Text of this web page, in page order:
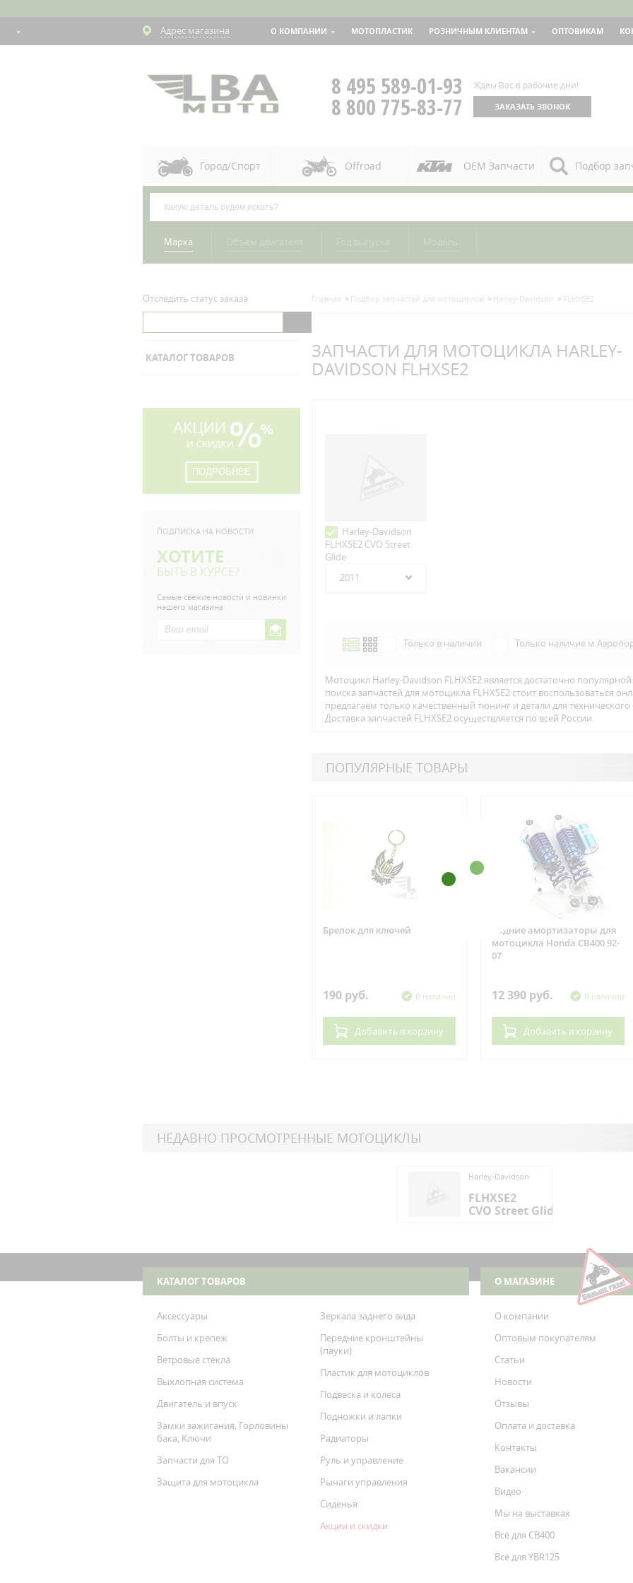
Адрес магазина О КОМПАНИИ МОТОПЛАСТИК РОЗНИЧНЫМ КЛИЕНТАМ ОПТОВИКАМ
8 495 589-01-93
8 800 775-83-77
Ждем Вас в рабочие дни!
ЗАКАЗАТЬ ЗВОНОК
Город/Спорт Offroad OEM Запчасти Подбор
Марка
Отследить статус заказа
КАТАЛОГ ТОВАРОВ
ПОДРОБНЕЕ
ПОДПИСКА НА НОВОСТИ
ХОТИТЕ
БЫТЬ В КУРСЕ?
Самые свежие новости и новинки
нашего магазина
Главная Подбор запчастей для мотоциклов Harley-Davidson FLHXSE2
ЗАПЧАСТИ ДЛЯ МОТОЦИКЛА HARLEY-
DAVIDSON FLHXSE2
Harley-Davidson
FLHXSE2 CVO Street
Glide
2011
Только в наличии Только наличие
Мотоцикл Harley-Davidson FLHXSE2 является достаточно
поиска запчастей для мотоцикла FLHXSE2 стоит воспользоваться
предлагаем только качественный тюнинг и детали для
Доставка запчастей FLHXSE2 осуществляется по всей Росcии.
ПОПУЛЯРНЫЕ ТОВАРЫ
Брелок для ключей
190 руб. В наличии
Добавить в корзину
Задние амортизаторы для
мотоцикла Honda CB400 92-
07
12 390 руб. В наличии
Добавить в корзину
НЕДАВНО ПРОСМОТРЕННЫЕ МОТОЦИКЛЫ
Harley-Davidson
FLHXSE2
CVO Street Glide
FLHXSE2
КАТАЛОГ ТОВАРОВ
Аксессуары
Болты и крепеж
Ветровые стекла
Выхлопная система
Двигатель и впуск
Замки зажигания, Горловины
бака, Ключи
Запчасти для ТО
Защита для мотоцикла
Зеркала заднего вида
Передние кронштейны
(пауки)
Пластик для мотоциклов
Подвеска и колеса
Подножки и лапки
Радиаторы
Руль и управление
Рычаги управления
Сиденья
Акции и скидки
О МАГАЗИНЕ
О компании
Оптовым покупателям
Статьи
Новости
Отзывы
Оплата и доставка
Контакты
Вакансии
Видео
Мы на выставках
Всё для CB400
Всё для YBR125